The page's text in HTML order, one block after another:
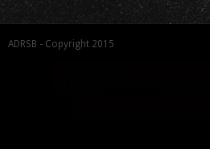
ADRSB - Copyright 2015